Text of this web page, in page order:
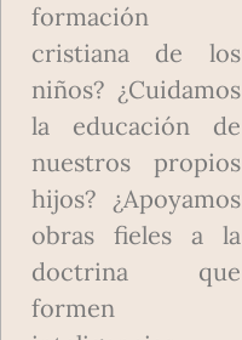
formación
cristiana de los
niños? ¿Cuidamos
la educación de
nuestros propios
hijos? ¿Apoyamos
obras fieles a la
doctrina que
formen